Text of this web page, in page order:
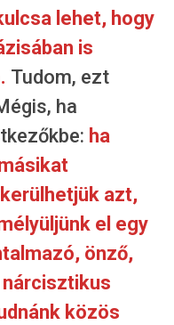
lehet, hogy
is
Tudom, ezt
ha
ha
azt,
el egy
önző,
közös